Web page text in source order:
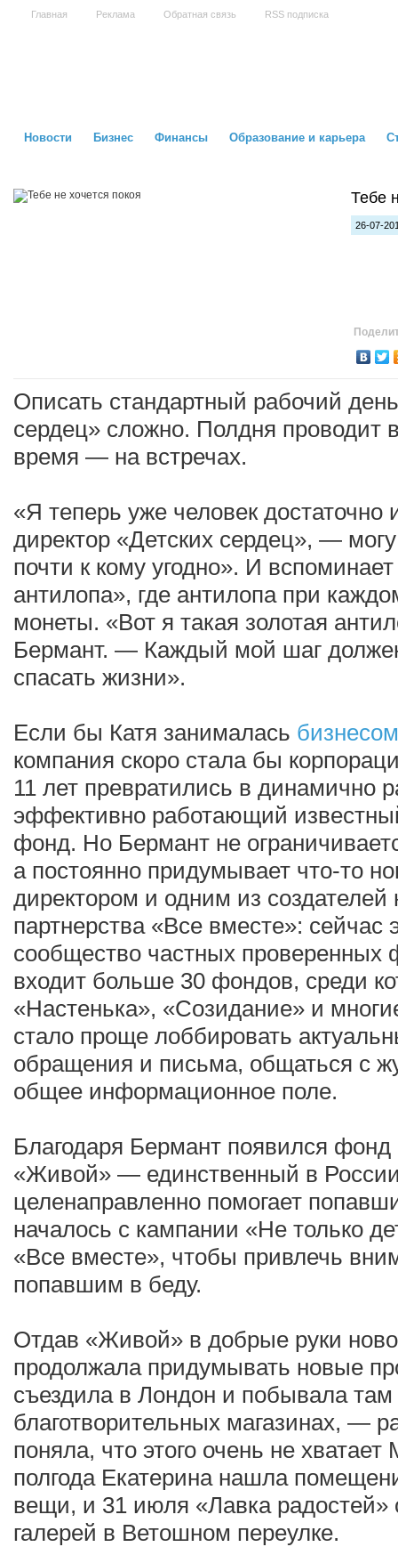
Главная Реклама Обратная связь RSS подписка
Новости Бизнес Финансы Образование и карьера
Тебе
26-07-
Описать стандартный рабочий
сердец» сложно. Полдня проводит
время — на встречах.
«Я теперь уже человек
директор «Детских сердец», —
почти к кому угодно». И
антилопа», где антилопа при
монеты. «Вот я такая золотая
Бермант. — Каждый мой шаг
спасать жизни».
Если бы Катя занималась бизнесом
компания скоро стала бы
11 лет превратились в динамично
эффективно работающий
фонд. Но Бермант не
а постоянно придумывает что-то
директором и одним из создателей
партнерства «Все вместе»: сейчас
сообщество частных проверенных
входит больше 30 фондов, среди
«Настенька», «Созидание» и
стало проще лоббировать
обращения и письма, общаться с
общее информационное поле.
Благодаря Бермант появился
«Живой» — единственный в
целенаправленно помогает
началось с кампании «Не только
«Все вместе», чтобы привлечь
попавшим в беду.
Отдав «Живой» в добрые руки
продолжала придумывать новые
съездила в Лондон и побывала там
благотворительных магазинах, —
поняла, что этого очень не
полгода Екатерина нашла
вещи, и 31 июля «Лавка радостей»
галерей в Ветошном переулке.